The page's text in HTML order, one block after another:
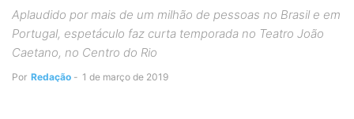
Aplaudido por mais de um milhão de pessoas no Brasil e em
Portugal, espetáculo faz curta temporada no Teatro João
Caetano, no Centro do Rio
Por Redação - 1 de março de 2019